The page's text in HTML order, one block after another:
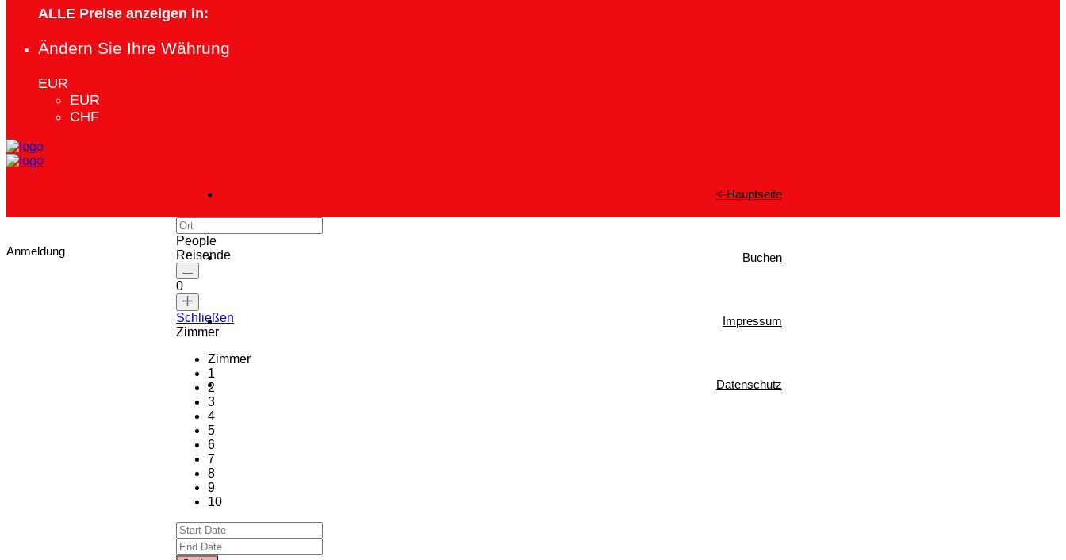
ALLE Preise anzeigen in:
Ändern Sie Ihre Währung
EUR
EUR
CHF
<-Hauptseite
Buchen
Impressum
Datenschutz
Anmeldung
People
Reisende
0
Schließen
Zimmer
Zimmer
1
2
3
4
5
6
7
8
9
10